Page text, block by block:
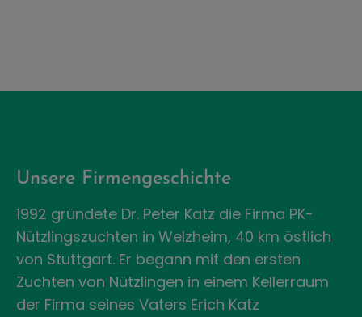
Unsere Firmengeschichte
1992 gründete Dr. Peter Katz die Firma PK-
Nützlingszuchten in Welzheim, 40 km östlich
von Stuttgart. Er begann mit den ersten
Zuchten von Nützlingen in einem Kellerraum
der Firma seines Vaters Erich Katz